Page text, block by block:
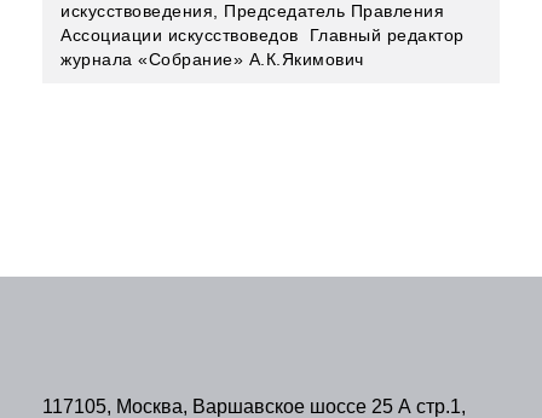
искусствоведения, Председатель Правления
Ассоциации искусствоведов Главный редактор
журнала «Собрание» А.К.Якимович
117105, Москва, Варшавское шоссе 25 А стр.1,